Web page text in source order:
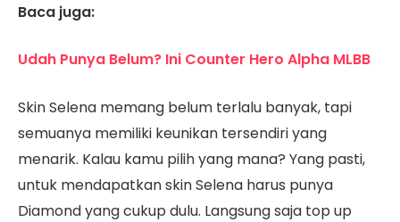
Baca juga:
Udah Punya Belum? Ini Counter Hero Alpha MLBB
Skin Selena memang belum terlalu banyak, tapi
semuanya memiliki keunikan tersendiri yang
menarik. Kalau kamu pilih yang mana? Yang pasti,
untuk mendapatkan skin Selena harus punya
Diamond yang cukup dulu. Langsung saja top up